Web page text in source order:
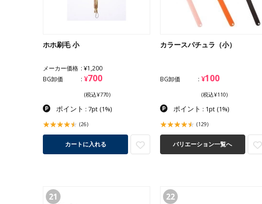
ホホ刷毛 小
メーカー価格
¥1,200
BG卸価
¥700
(税込¥770)
ポイント : 7pt (1%)
(26)
カートに入れる
カラースパチュラ（小）
BG卸価 ¥100
(税込¥110)
ポイント : 1pt (1%)
(129)
バリエーション一覧へ
21 22